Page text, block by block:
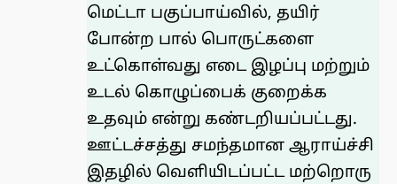
மெட்டா பகுப்பாய்வில், தயிர்
போன்ற பால் பொருட்களை
உட்கொள்வது எடை இழப்பு மற்றும்
உடல் கொழுப்பைக் குறைக்க
உதவும் என்று கண்டறியப்பட்டது.
ஊட்டச்சத்து சமந்தமான ஆராய்ச்சி
இதழில் வெளியிடப்பட்ட மற்றொரு